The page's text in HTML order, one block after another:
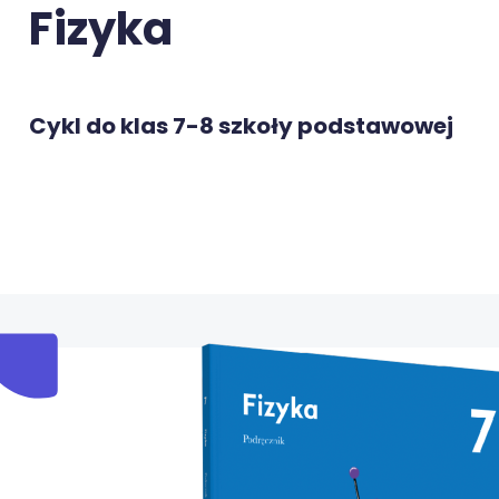
Fizyka
Cykl do klas 7-8 szkoły podstawowej